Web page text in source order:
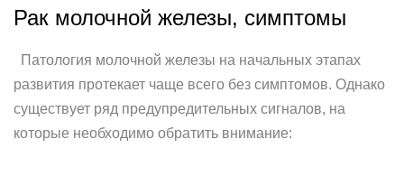
Рак молочной железы, симптомы
Патология молочной железы на начальных этапах
развития протекает чаще всего без симптомов. Однако
существует ряд предупредительных сигналов, на
которые необходимо обратить внимание: